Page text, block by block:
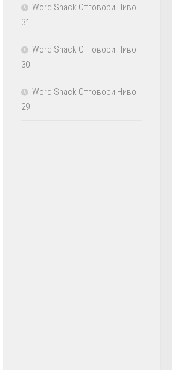
Word Snack Отговори Ниво
31
Word Snack Отговори Ниво
30
Word Snack Отговори Ниво
29